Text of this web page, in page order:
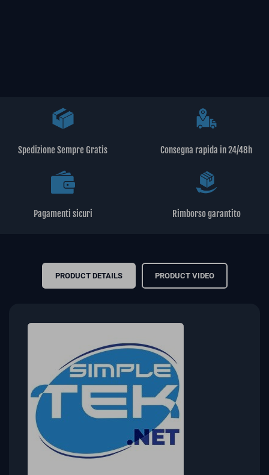
Spedizione Sempre Gratis Consegna rapida in 24/48h
Pagamenti sicuri Rimborso garantito
PRODUCT DETAILS PRODUCT VIDEO